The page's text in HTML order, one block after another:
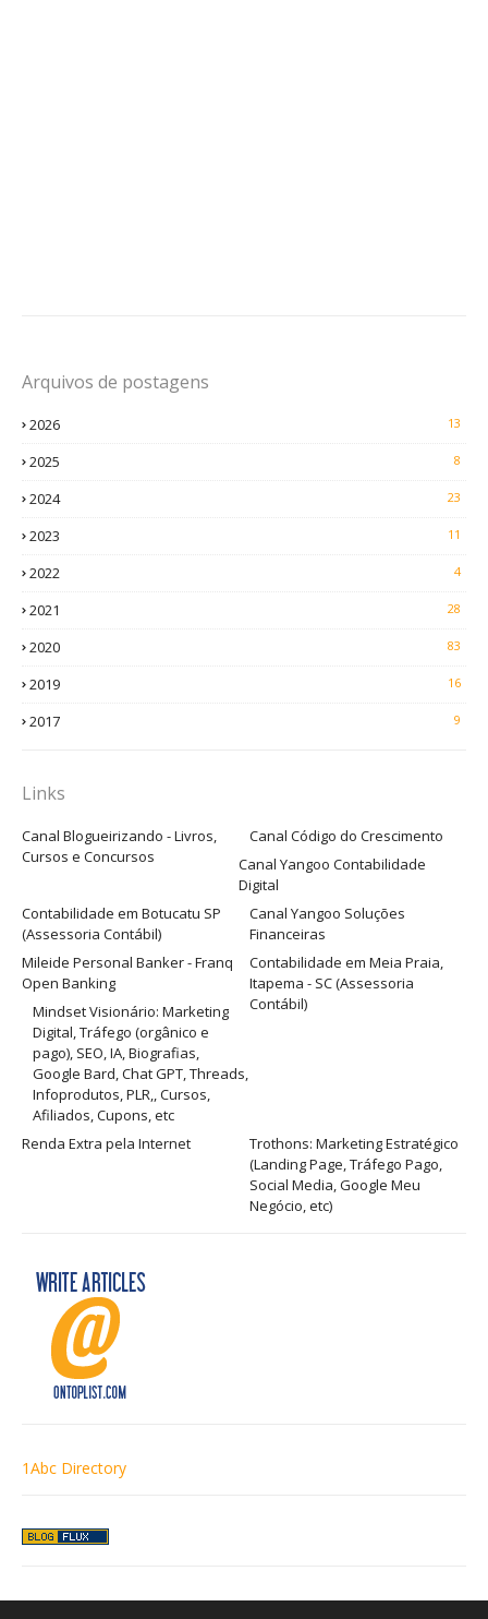
Arquivos de postagens
2026 13
2025 8
2024 23
2023 11
2022 4
2021 28
2020 83
2019 16
2017 9
Links
Canal Blogueirizando - Livros,
Cursos e Concursos
Canal Código do Crescimento
Canal Yangoo Contabilidade
Digital
Canal Yangoo Soluções
Financeiras
Contabilidade em Botucatu SP
(Assessoria Contábil)
Contabilidade em Meia Praia,
Itapema - SC (Assessoria
Contábil)
Mileide Personal Banker - Franq
Open Banking
Mindset Visionário: Marketing
Digital, Tráfego (orgânico e
pago), SEO, IA, Biografias,
Google Bard, Chat GPT, Threads,
Infoprodutos, PLR,, Cursos,
Afiliados, Cupons, etc
Renda Extra pela Internet
Trothons: Marketing Estratégico
(Landing Page, Tráfego Pago,
Social Media, Google Meu
Negócio, etc)
1Abc Directory